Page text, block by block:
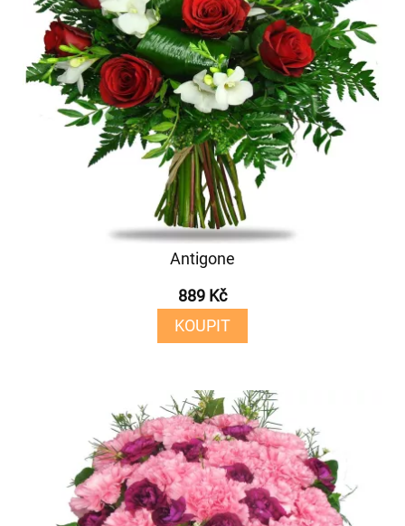
Antigone
889 Kč
KOUPIT